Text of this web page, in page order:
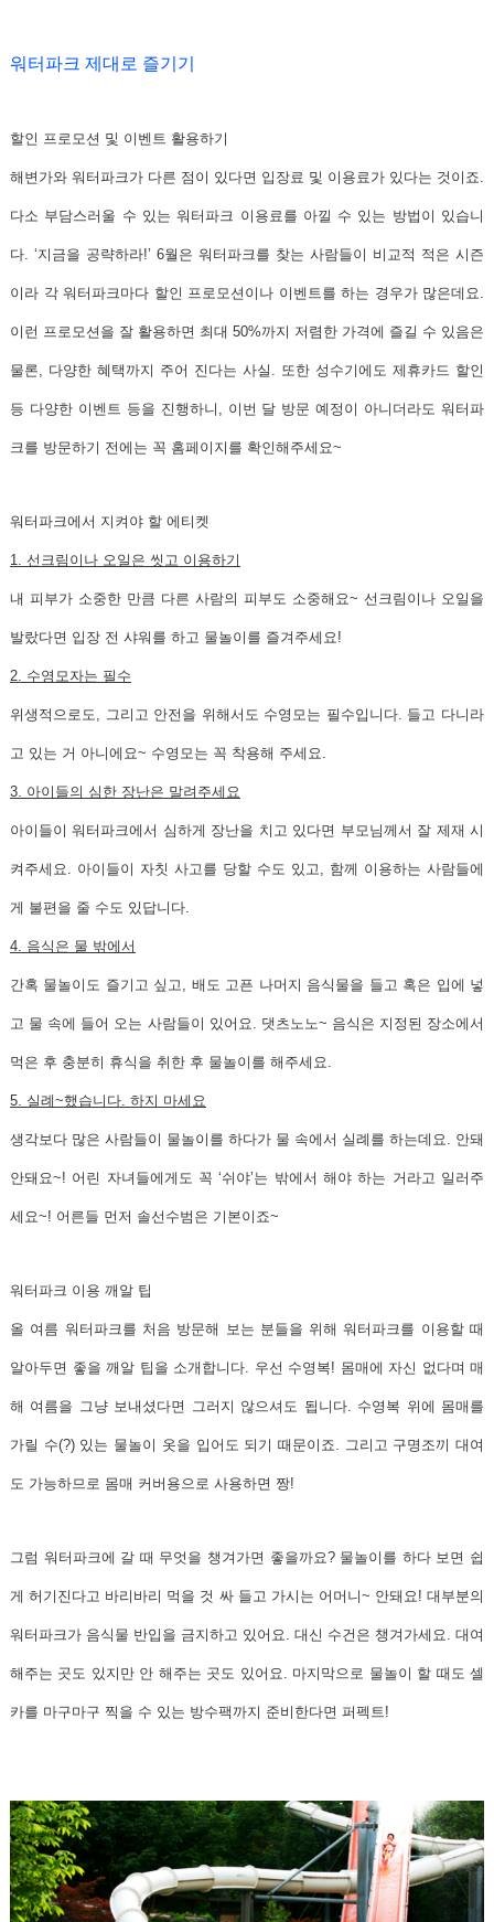
워터파크 제대로 즐기기
할인 프로모션 및 이벤트 활용하기
해변가와 워터파크가 다른 점이 있다면 입장료 및 이용료가 있다는 것이죠.
다소 부담스러울 수 있는 워터파크 이용료를 아낄 수 있는 방법이 있습니
다. ‘지금을 공략하라!’ 6월은 워터파크를 찾는 사람들이 비교적 적은 시즌
이라 각 워터파크마다 할인 프로모션이나 이벤트를 하는 경우가 많은데요.
이런 프로모션을 잘 활용하면 최대 50%까지 저렴한 가격에 즐길 수 있음은
물론, 다양한 혜택까지 주어 진다는 사실. 또한 성수기에도 제휴카드 할인
등 다양한 이벤트 등을 진행하니, 이번 달 방문 예정이 아니더라도 워터파
크를 방문하기 전에는 꼭 홈페이지를 확인해주세요~
워터파크에서 지켜야 할 에티켓
1. 선크림이나 오일은 씻고 이용하기
내 피부가 소중한 만큼 다른 사람의 피부도 소중해요~ 선크림이나 오일을
발랐다면 입장 전 샤워를 하고 물놀이를 즐겨주세요!
2. 수영모자는 필수
위생적으로도, 그리고 안전을 위해서도 수영모는 필수입니다. 들고 다니라
고 있는 거 아니에요~ 수영모는 꼭 착용해 주세요.
3. 아이들의 심한 장난은 말려주세요
아이들이 워터파크에서 심하게 장난을 치고 있다면 부모님께서 잘 제재 시
켜주세요. 아이들이 자칫 사고를 당할 수도 있고, 함께 이용하는 사람들에
게 불편을 줄 수도 있답니다.
4. 음식은 물 밖에서
간혹 물놀이도 즐기고 싶고, 배도 고픈 나머지 음식물을 들고 혹은 입에 넣
고 물 속에 들어 오는 사람들이 있어요. 댓츠노노~ 음식은 지정된 장소에서
먹은 후 충분히 휴식을 취한 후 물놀이를 해주세요.
5. 실례~했습니다. 하지 마세요
생각보다 많은 사람들이 물놀이를 하다가 물 속에서 실례를 하는데요. 안돼
안돼요~! 어린 자녀들에게도 꼭 ‘쉬야’는 밖에서 해야 하는 거라고 일러주
세요~! 어른들 먼저 솔선수범은 기본이죠~
워터파크 이용 깨알 팁
올 여름 워터파크를 처음 방문해 보는 분들을 위해 워터파크를 이용할 때
알아두면 좋을 깨알 팁을 소개합니다. 우선 수영복! 몸매에 자신 없다며 매
해 여름을 그냥 보내셨다면 그러지 않으셔도 됩니다. 수영복 위에 몸매를
가릴 수(?) 있는 물놀이 옷을 입어도 되기 때문이죠. 그리고 구명조끼 대여
도 가능하므로 몸매 커버용으로 사용하면 짱!
그럼 워터파크에 갈 때 무엇을 챙겨가면 좋을까요? 물놀이를 하다 보면 쉽
게 허기진다고 바리바리 먹을 것 싸 들고 가시는 어머니~ 안돼요! 대부분의
워터파크가 음식물 반입을 금지하고 있어요. 대신 수건은 챙겨가세요. 대여
해주는 곳도 있지만 안 해주는 곳도 있어요. 마지막으로 물놀이 할 때도 셀
카를 마구마구 찍을 수 있는 방수팩까지 준비한다면 퍼펙트!